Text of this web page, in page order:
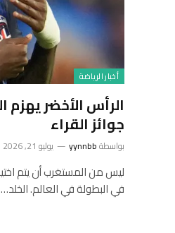
أخبار الرياضة
جوائز القراء
بواسطةyynnbb يوليو 21, 2026
في البطولة في العالم. الخلد…